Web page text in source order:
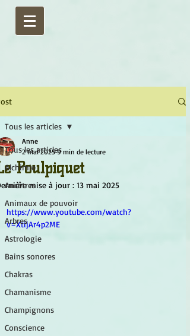
Tous les articles
Alchimie
Ancêtres
Animaux de pouvoir
Arbres
Astrologie
Bains sonores
Chakras
Chamanisme
Champignons
Conscience
Tous les articles
Poulpiquet
Anne
2 mai 2025 9 min de lecture
mise à jour : 13 mai 2025
https://www.youtube.com/watch?
v=XtijAr4p2ME